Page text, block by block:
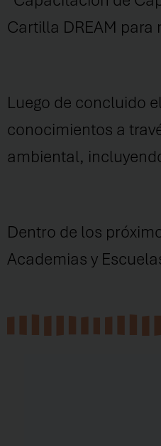
Cartilla DREAM para
Luego de concluido
conocimientos a
ambiental,
Dentro de los
Academias y